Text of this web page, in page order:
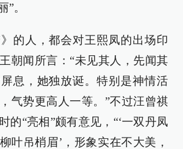
”。
的人，都会对王熙凤的出场印
朝闻所言：“未见其人，先闻其
息，她独放诞。特别是神情活
气势更高人一等。”不过汪曾祺
的“亮相”颇有意见，“‘一双丹凤
叶吊梢眉’，形象实在不大美，